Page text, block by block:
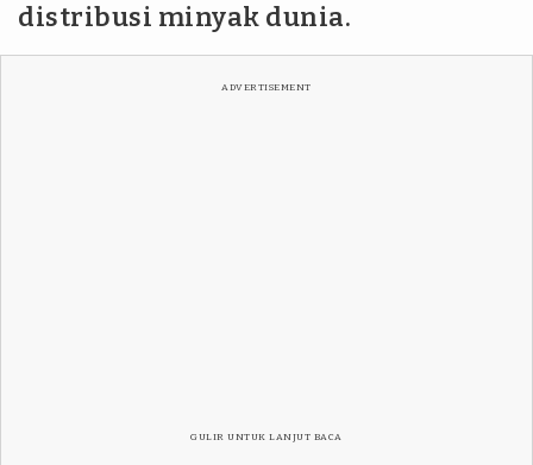
distribusi minyak dunia.
ADVERTISEMENT
GULIR UNTUK LANJUT BACA